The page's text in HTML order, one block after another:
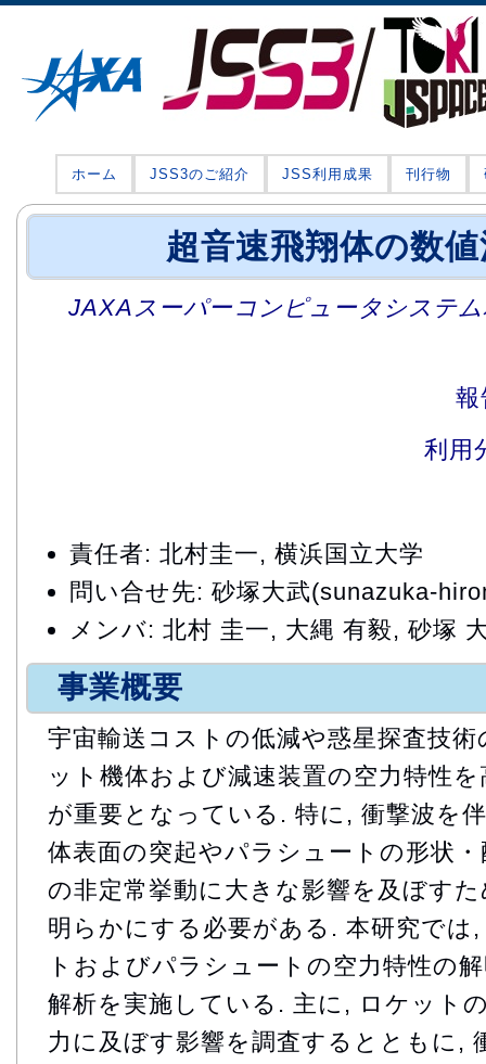
ホーム JSS3のご紹介 JSS利用成果 刊行物
超音速飛翔体の数
JAXAスーパーコンピュータシステ
報
利用
責任者: 北村圭一, 横浜国立大学
問い合せ先: 砂塚大武(sunazuka-
メンバ: 北村 圭一, 大縄 有毅, 砂塚
事業概要
宇宙輸送コストの低減や惑星探査技
ット機体および減速装置の空力特性
が重要となっている. 特に, 衝撃波を
体表面の突起やパラシュートの形状
の非定常挙動に大きな影響を及ぼす
明らかにする必要がある. 本研究では
トおよびパラシュートの空力特性の
解析を実施している. 主に, ロケット
力に及ぼす影響を調査するとともに,